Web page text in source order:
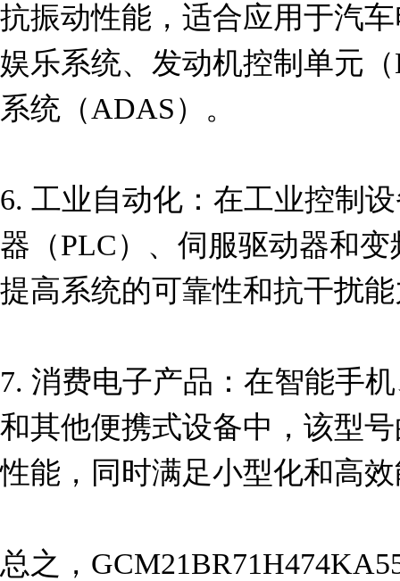
抗振动性能，适合应用于汽
娱乐系统、发动机控制单元
系统（ADAS）。
6. 工业自动化：在工业控制
器（PLC）、伺服驱动器和
提高系统的可靠性和抗干扰
7. 消费电子产品：在智能手
和其他便携式设备中，该型
性能，同时满足小型化和高
总之，